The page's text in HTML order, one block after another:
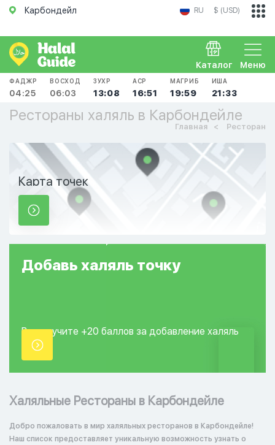
Карбондейл RU $ (USD)
Меню
Каталог
ФАДЖР
04:25
ВОСХОД
06:03
ЗУХР
13:08
АСР
16:51
МАГРИБ
19:59
ИША
21:33
Рестораны халяль в Карбондейле
Главная Ресторан
Карта точек
Добавь халяль точку
Вы получите +20 баллов за добавление халяль
точки.
Халяльные Рестораны в Карбондейле
Добро пожаловать в мир халяльных ресторанов в Карбондейле!
Наш список предоставляет уникальную возможность узнать о